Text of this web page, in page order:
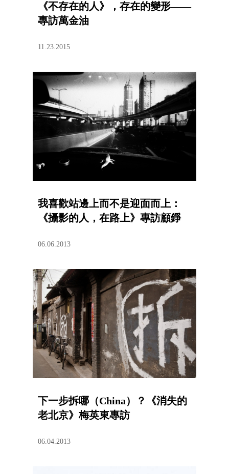
《不存在的人》，存在的變形——
專訪萬金油
11.23.2015
我喜歡站邊上而不是迎面而上：
《攝影的人，在路上》專訪顧錚
06.06.2013
下一步拆哪（China）？《消失的
老北京》梅英東專訪
06.04.2013